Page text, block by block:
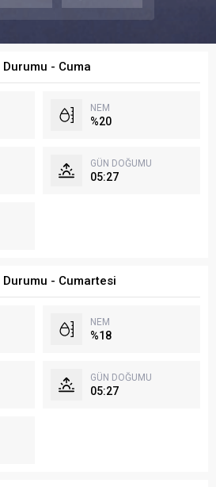
Durumu - Cuma
NEM
%20
GÜN DOĞUMU
05:27
Durumu - Cumartesi
NEM
%18
GÜN DOĞUMU
05:27